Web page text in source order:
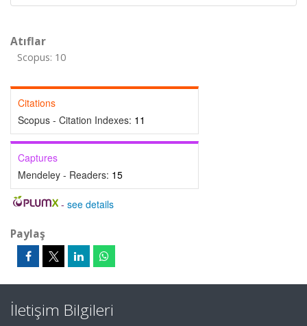
Atıflar
Scopus: 10
Citations
Scopus - Citation Indexes: 11
Captures
Mendeley - Readers: 15
- see details
Paylaş
İletişim Bilgileri